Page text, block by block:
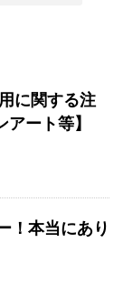
に関する注
ート等】
！本当にあり